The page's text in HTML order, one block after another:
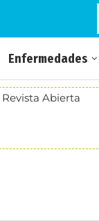
Enfermedades